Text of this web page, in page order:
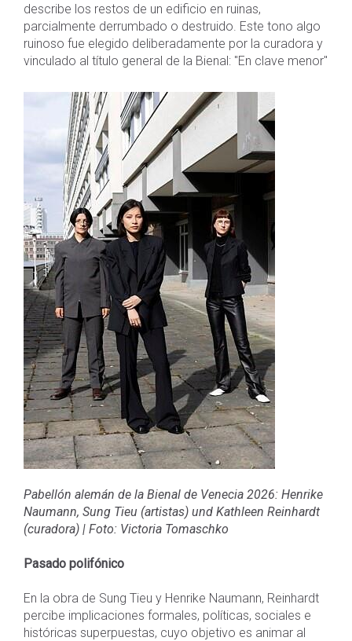
describe los restos de un edificio en ruinas,
parcialmente derrumbado o destruido. Este tono algo
ruinoso fue elegido deliberadamente por la curadora y
vinculado al título general de la Bienal: "En clave menor"
Pabellón alemán de la Bienal de Venecia 2026: Henrike
Naumann, Sung Tieu (artistas) und Kathleen Reinhardt
(curadora) | Foto: Victoria Tomaschko
Pasado polifónico
En la obra de Sung Tieu y Henrike Naumann, Reinhardt
percibe implicaciones formales, políticas, sociales e
históricas superpuestas, cuyo objetivo es animar al